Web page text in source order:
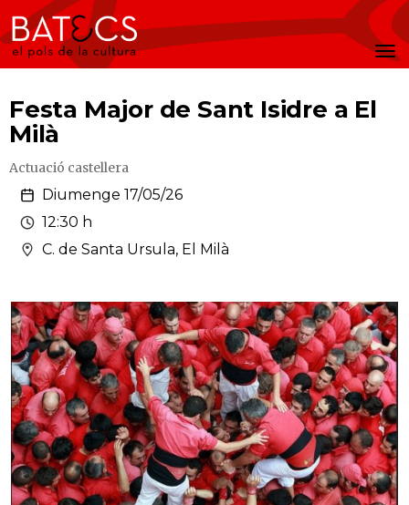
Batecs
Festa Major de Sant Isidre a El
Milà
Actuació castellera
Diumenge 17/05/26
12:30 h
C. de Santa Ursula, El Milà